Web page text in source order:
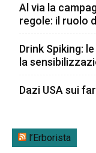
Al via la
regole: il ruolo
Drink Spiking:
la
Dazi USA sui
l’Erborista